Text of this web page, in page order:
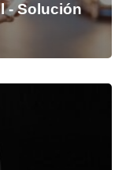
- Solución